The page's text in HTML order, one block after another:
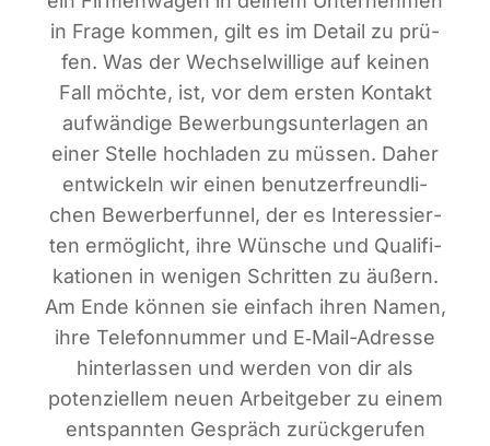
in Fra­ge kom­men, gilt es im Detail zu prü­
fen. Was der Wech­sel­wil­li­ge auf kei­nen
Fall möch­te, ist, vor dem ers­ten Kon­takt
auf­wän­di­ge Bewer­bungs­un­ter­la­gen an
einer Stel­le hoch­la­den zu müs­sen. Daher
ent­wi­ckeln wir einen benut­zer­freund­li­
chen Bewer­ber­fun­nel, der es Inter­es­sier­
ten ermög­licht, ihre Wün­sche und Qua­li­fi­
ka­tio­nen in weni­gen Schrit­ten zu äußern.
Am Ende kön­nen sie ein­fach ihren Namen,
ihre Tele­fon­num­mer und E‑Mail-Adres­se
hin­ter­las­sen und wer­den von dir als
poten­zi­el­lem neu­en Arbeit­ge­ber zu einem
ent­spann­ten Gespräch zurück­ge­ru­fen